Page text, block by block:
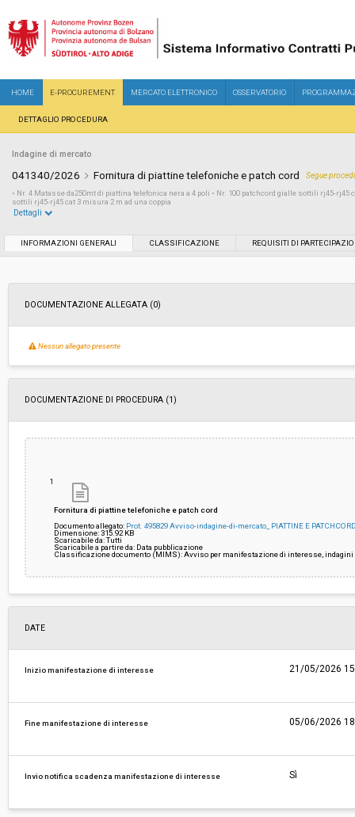
HOME E-PROCUREMENT MERCATO ELETTRONICO OSSERVATORIO
DETTAGLIO PROCEDURA
Indagine di mercato
041340/2026 Fornitura di piattine telefoniche e patch cord
Segue
• Nr. 4 Matasse da250mt di piattina telefonica nera a 4 poli • Nr. 100 patchcord gialle sottili rj45-rj45
sottili rj45-rj45 cat 3 misura 2 m ad una coppia
Svolgimento:
Importo a base di gara soggetto a
ribasso:
Link al fascicolo trasparenza: Clicca qui
Dettagli
INFORMAZIONI GENERALI CLASSIFICAZIONE REQUISITI DI
DOCUMENTAZIONE ALLEGATA (0)
Nessun allegato presente
DOCUMENTAZIONE DI PROCEDURA (1)
1
Fornitura di piattine telefoniche e patch cord
Documento allegato: Prot. 495829 Avviso-indagine-di-mercato_ PIATTINE E
Dimensione: 315.92 KB
Scaricabile da: Tutti
Scaricabile a partire da: Data pubblicazione
Classificazione documento (MIMS): Avviso per manifestazione di interesse, indagini
DATE
Inizio manifestazione di interesse 21/05/2026
Fine manifestazione di interesse 05/06/2026
Invio notifica scadenza manifestazione di interesse Sì